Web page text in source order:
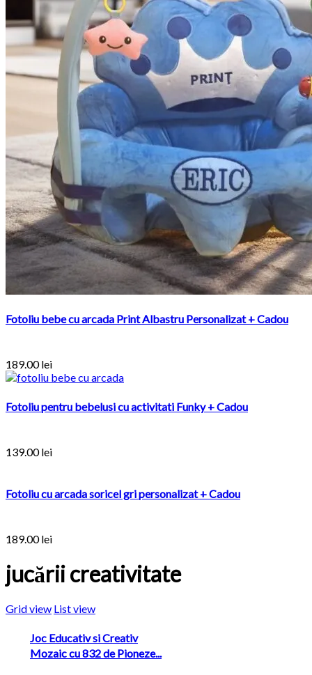
Fotoliu bebe cu arcada Print Albastru Personalizat + Cadou
189.00lei
Fotoliu pentru bebelusi cu activitati Funky + Cadou
139.00lei
Fotoliu cu arcada soricel gri personalizat + Cadou
189.00lei
jucării creativitate
Grid view List view
Joc Educativ si Creativ
Mozaic cu 832 de Pioneze...